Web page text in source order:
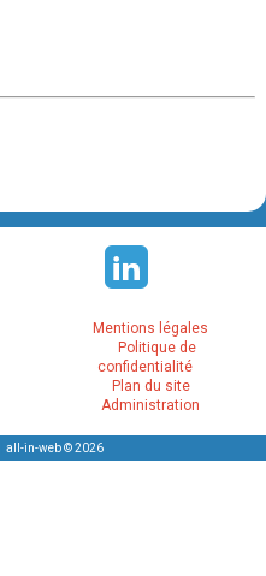
Mentions légales
Politique de
confidentialité
Plan du site
Administration
all-in-web © 2026